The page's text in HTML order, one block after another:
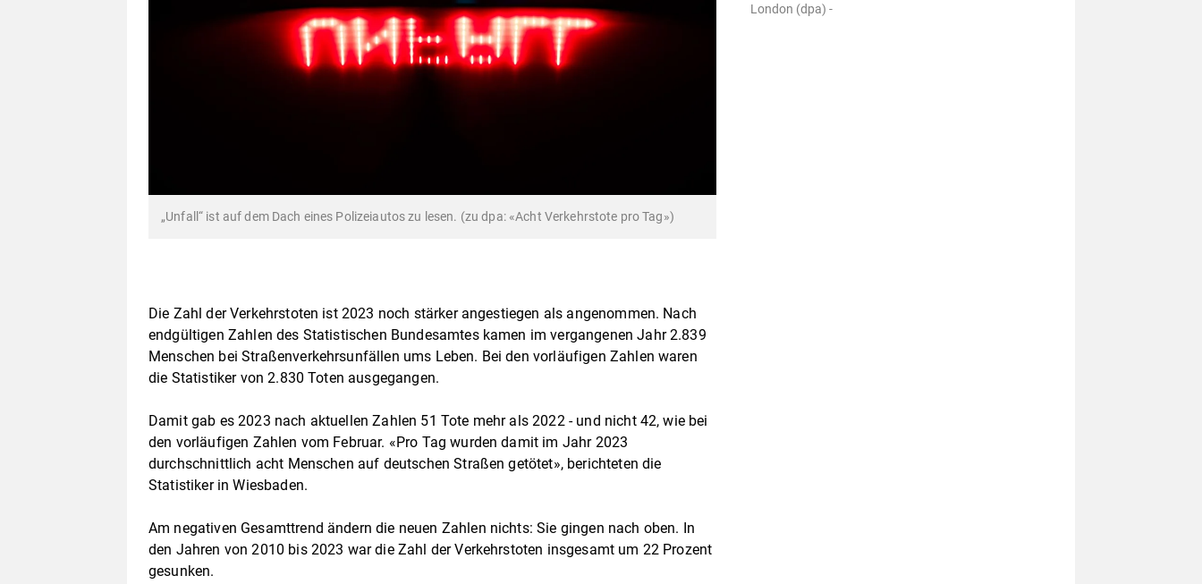
„Unfall“ ist auf dem Dach eines Polizeiautos zu lesen. (zu dpa: «Acht Verkehrstote pro Tag»)
Die Zahl der Verkehrstoten ist 2023 noch stärker angestiegen als angenommen. Nach
endgültigen Zahlen des Statistischen Bundesamtes kamen im vergangenen Jahr 2.839
Menschen bei Straßenverkehrsunfällen ums Leben. Bei den vorläufigen Zahlen waren
die Statistiker von 2.830 Toten ausgegangen.
Damit gab es 2023 nach aktuellen Zahlen 51 Tote mehr als 2022 - und nicht 42, wie bei
den vorläufigen Zahlen vom Februar. «Pro Tag wurden damit im Jahr 2023
durchschnittlich acht Menschen auf deutschen Straßen getötet», berichteten die
Statistiker in Wiesbaden.
Am negativen Gesamttrend ändern die neuen Zahlen nichts: Sie gingen nach oben. In
den Jahren von 2010 bis 2023 war die Zahl der Verkehrstoten insgesamt um 22 Prozent
gesunken.
London (dpa) -